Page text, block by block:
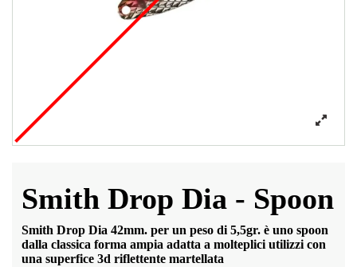
Smith Drop Dia - Spoon
Smith Drop Dia 42mm. per un peso di 5,5gr. è uno spoon
dalla classica forma ampia adatta a molteplici utilizzi con
una superfice 3d riflettente martellata